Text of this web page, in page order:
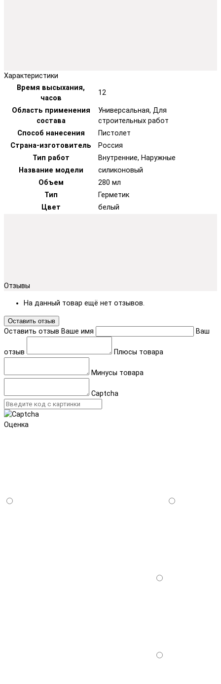
Характеристики
Время высыхания,
часов
12
Область применения
состава
Универсальная, Для
строительных работ
Способ нанесения
Пистолет
Страна-изготовитель
Россия
Тип работ
Внутренние, Наружные
Название модели
силиконовый
Объем
280 мл
Тип
Герметик
Цвет
белый
Отзывы
На данный товар ещё нет отзывов.
Оставить отзыв
Оставить отзыв Ваше имя Ваш
отзыв Плюсы товара
Минусы товара
Captcha
Оценка